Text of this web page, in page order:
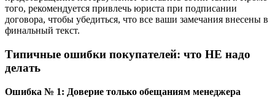
того, рекомендуется привлечь юриста при подписании
договора, чтобы убедиться, что все ваши замечания внесены в
финальный текст.
Типичные ошибки покупателей: что НЕ надо
делать
Ошибка № 1: Доверие только обещаниям менеджера